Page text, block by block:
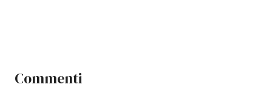
Commenti